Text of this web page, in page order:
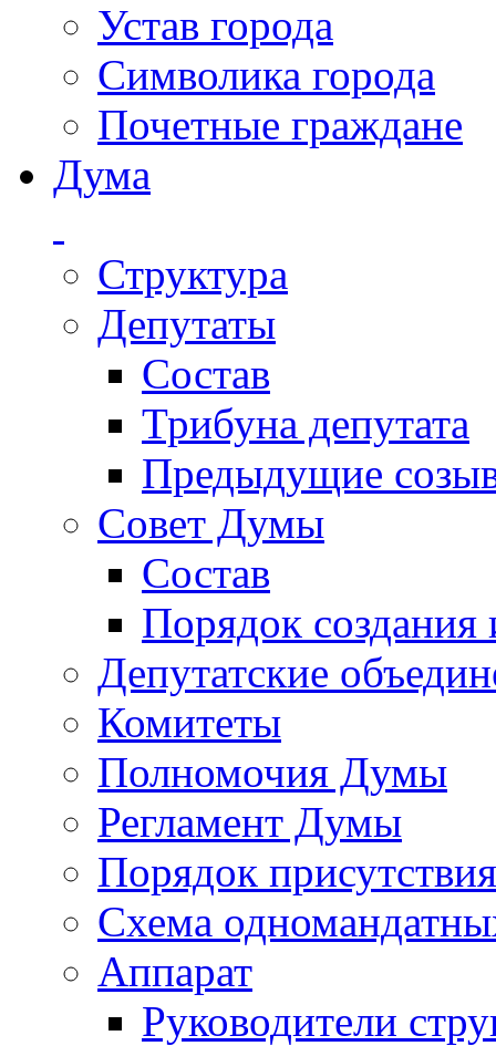
Устав города
Символика города
Почетные граждане
Дума
Структура
Депутаты
Состав
Трибуна депутата
Предыдущие
Совет Думы
Состав
Порядок создания
Депутатские
Комитеты
Полномочия Думы
Регламент Думы
Порядок
Схема
Аппарат
Руководители